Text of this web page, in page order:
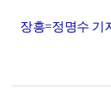
장흥=정명수 기